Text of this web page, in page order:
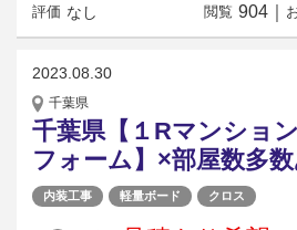
評価 なし 閲覧 904
2023.08.30
千葉県
千葉県【１Rマンショ
フォーム】×部屋数多数
内装工事 軽量ボード クロス